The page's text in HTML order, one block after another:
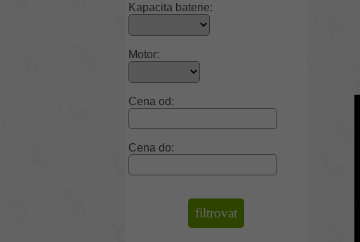
Kapacita baterie:
Motor:
Cena od:
Cena do: